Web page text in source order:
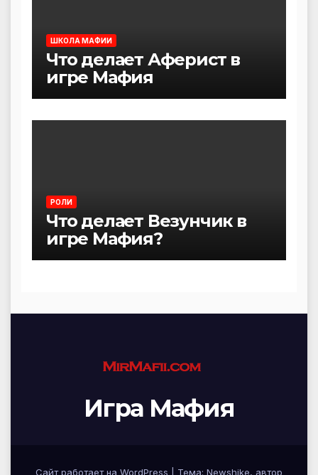
ШКОЛА МАФИИ
Что делает Аферист в
игре Мафия
РОЛИ
Что делает Везунчик в
игре Мафия?
Игра Мафия
Сайт работает на WordPress Тема: Newshike, автор